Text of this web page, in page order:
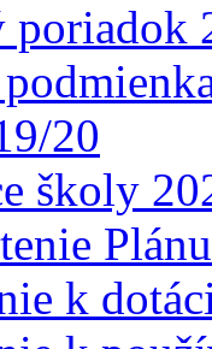
poriadok
20
školy
k